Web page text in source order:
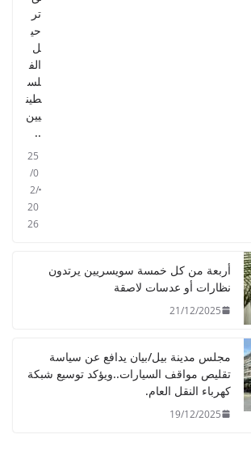
تر
حي
ل
الف
لس
طين
يين
..
25
/0
2/
20
26
أربعة من كل خمسة سويسريين يرتدون
نظارات أو عدسات لاصقة
21/12/2025
مجلس مدينة بيل/بيان يدافع عن سياسة
تقليص مواقف السيارات..ويؤكد توسيع شبكة
كهرباء النقل العام.
19/12/2025